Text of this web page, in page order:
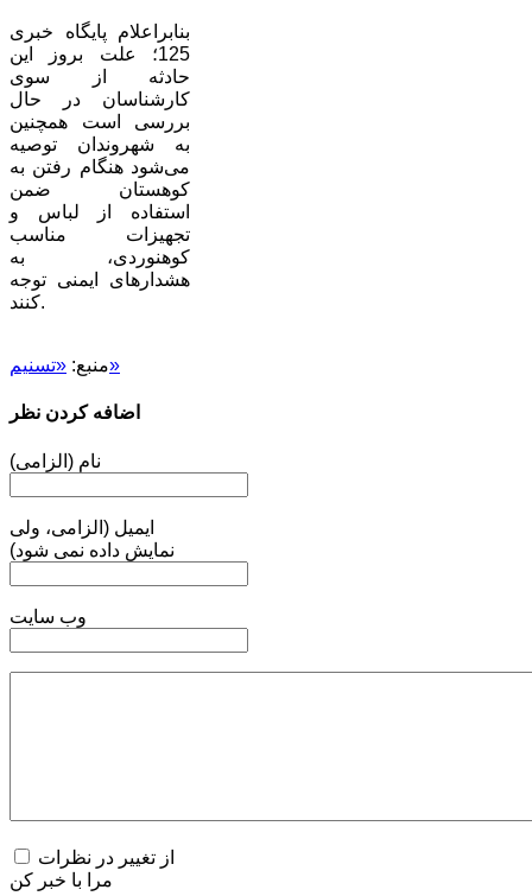
بنابراعلام پایگاه خبری
125؛ علت بروز این
حادثه از سوی
کارشناسان در حال
بررسی است همچنین
به شهروندان توصیه
می‌شود هنگام رفتن به
کوهستان ضمن
استفاده از لباس و
تجهیزات مناسب
کوهنوردی، به
هشدارهای ایمنی توجه
کنند.
منبع:«تسنیم»
اضافه کردن نظر
نام (الزامی)
ایمیل (الزامی، ولی
نمایش داده نمی شود)
وب سایت
از تغییر در نظرات
مرا با خبر کن